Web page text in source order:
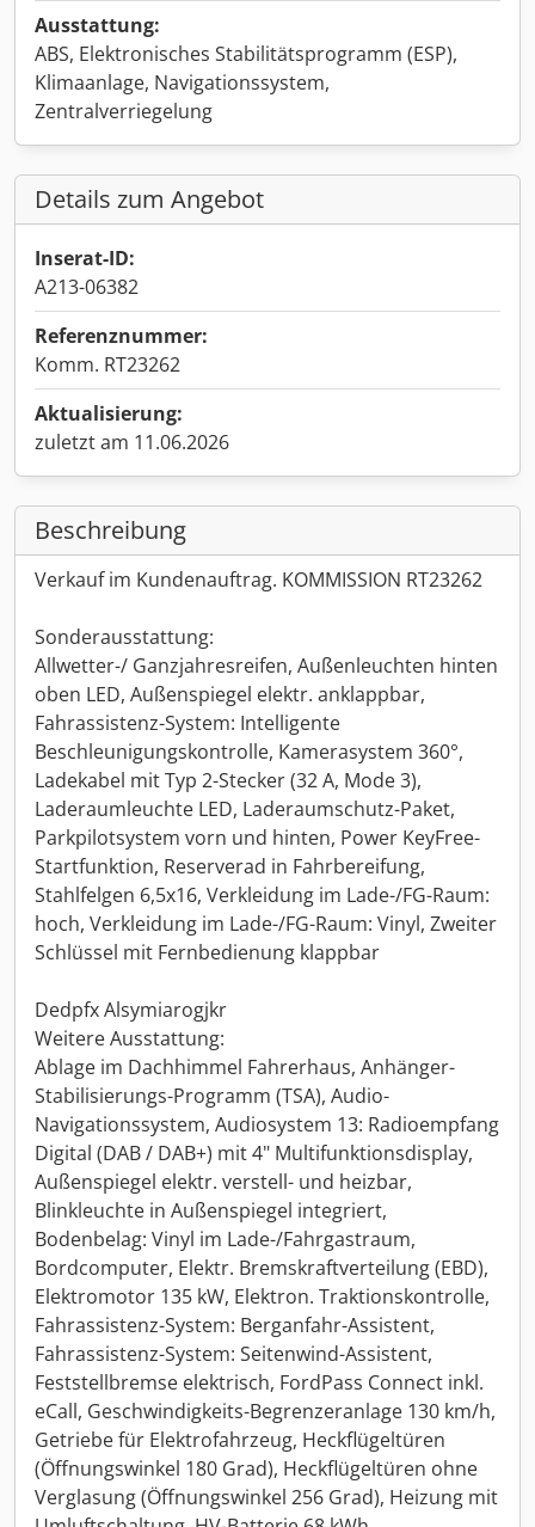
Ausstattung:
ABS, Elektronisches Stabilitätsprogramm (ESP),
Klimaanlage, Navigationssystem,
Zentralverriegelung
Details zum Angebot
Inserat-ID:
A213-06382
Referenznummer:
Komm. RT23262
Aktualisierung:
zuletzt am 11.06.2026
Beschreibung
Verkauf im Kundenauftrag. KOMMISSION RT23262
Sonderausstattung:
Allwetter-/ Ganzjahresreifen, Außenleuchten hinten
oben LED, Außenspiegel elektr. anklappbar,
Fahrassistenz-System: Intelligente
Beschleunigungskontrolle, Kamerasystem 360°,
Ladekabel mit Typ 2-Stecker (32 A, Mode 3),
Laderaumleuchte LED, Laderaumschutz-Paket,
Parkpilotsystem vorn und hinten, Power KeyFree-
Startfunktion, Reserverad in Fahrbereifung,
Stahlfelgen 6,5x16, Verkleidung im Lade-/FG-Raum:
hoch, Verkleidung im Lade-/FG-Raum: Vinyl, Zweiter
Schlüssel mit Fernbedienung klappbar
Dedpfx Alsymiarogjkr
Weitere Ausstattung:
Ablage im Dachhimmel Fahrerhaus, Anhänger-
Stabilisierungs-Programm (TSA), Audio-
Navigationssystem, Audiosystem 13: Radioempfang
Digital (DAB / DAB+) mit 4" Multifunktionsdisplay,
Außenspiegel elektr. verstell- und heizbar,
Blinkleuchte in Außenspiegel integriert,
Bodenbelag: Vinyl im Lade-/Fahrgastraum,
Bordcomputer, Elektr. Bremskraftverteilung (EBD),
Elektromotor 135 kW, Elektron. Traktionskontrolle,
Fahrassistenz-System: Berganfahr-Assistent,
Fahrassistenz-System: Seitenwind-Assistent,
Feststellbremse elektrisch, FordPass Connect inkl.
eCall, Geschwindigkeits-Begrenzeranlage 130 km/h,
Getriebe für Elektrofahrzeug, Heckflügeltüren
(Öffnungswinkel 180 Grad), Heckflügeltüren ohne
Verglasung (Öffnungswinkel 256 Grad), Heizung mit